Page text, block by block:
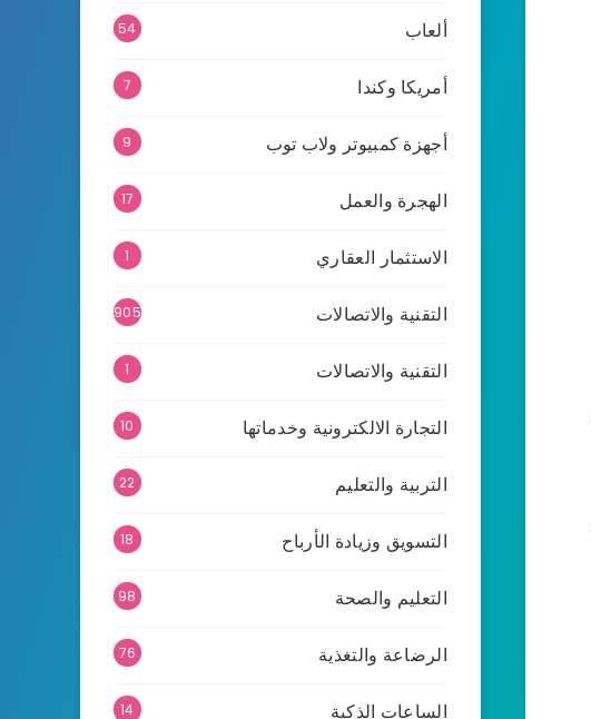
ألعاب 54
أمريكا وكندا 7
أجهزة كمبيوتر ولاب توب 9
الهجرة والعمل 17
الاستثمار العقاري 1
التقنية والاتصالات 905
التقنية والاتصالات 1
التجارة الالكترونية وخدماتها 10
التربية والتعليم 22
التسويق وزيادة الأرباح 18
التعليم والصحة 98
الرضاعة والتغذية 76
الساعات الذكية 14